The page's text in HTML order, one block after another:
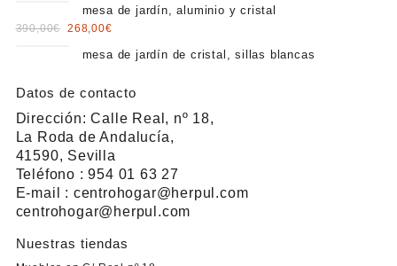
mesa de jardín, aluminio y cristal
390,00€ Original
268,00€Current
mesa de jardín de cristal, sillas blancas
Datos de contacto
Dirección: Calle Real, nº 18,
La Roda de Andalucía,
41590, Sevilla
Teléfono : 954 01 63 27
E-mail : centrohogar@herpul.com
centrohogar@herpul.com
Nuestras tiendas